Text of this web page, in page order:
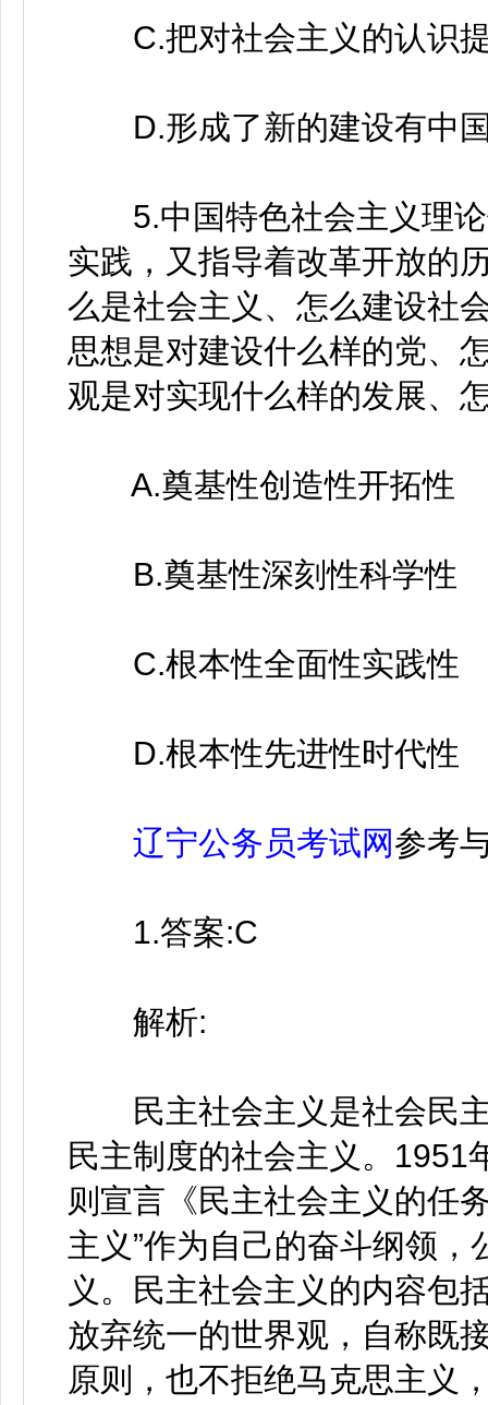
C.把对社会主义的认识提
D.形成了新的建设有中国
5.中国特色社会主义理论
实践，又指导着改革开放的
么是社会主义、怎么建设社
思想是对建设什么样的党、
观是对实现什么样的发展、
A.奠基性创造性开拓性
B.奠基性深刻性科学性
C.根本性全面性实践性
D.根本性先进性时代性
辽宁公务员考试网参考
1.答案:C
解析:
民主社会主义是社会民主
民主制度的社会主义。1951
则宣言《民主社会主义的任
主义”作为自己的奋斗纲领
义。民主社会主义的内容包
放弃统一的世界观，自称既
原则，也不拒绝马克思主义